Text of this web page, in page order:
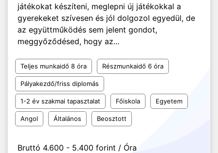
játékokat készíteni, meglepni új játékokkal a
gyerekeket szívesen és jól dolgozol egyedül, de
az együttműködés sem jelent gondot,
meggyőződésed, hogy az...
Teljes munkaidő 8 óra Részmunkaidő 6 óra
Pályakezdő/friss diplomás
1-2 év szakmai tapasztalat Főiskola Egyetem
Angol Általános Beosztott
Bruttó 4.600 - 5.400 forint / Óra